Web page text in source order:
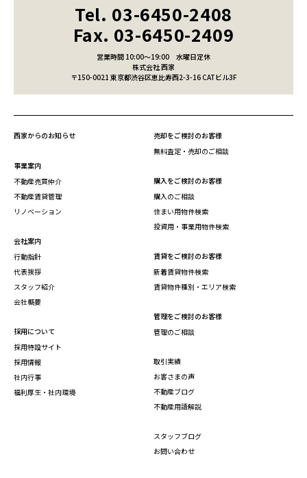
Tel. 03-6450-2408
Fax. 03-6450-2409
営業時間 10:00～19:00
水曜日定休
株式会社 西家
〒150-0021 東京都渋谷区恵比寿西2-3-16 CATビル3F
西家からのお知らせ
事業案内
不動産売買仲介
不動産賃貸管理
リノベーション
会社案内
行動指針
代表挨拶
スタッフ紹介
会社概要
採用について
採用特設サイト
採用情報
社内行事
福利厚生・社内環境
売却をご検討のお客様
無料査定・売却のご相談
購入をご検討のお客様
購入のご相談
住まい用物件検索
投資用・事業用物件検索
賃貸をご検討のお客様
新着賃貸物件検索
賃貸物件種別・エリア検索
管理をご検討のお客様
管理のご相談
取引実績
お客さまの声
不動産ブログ
不動産用語解説
スタッフブログ
お問い合わせ